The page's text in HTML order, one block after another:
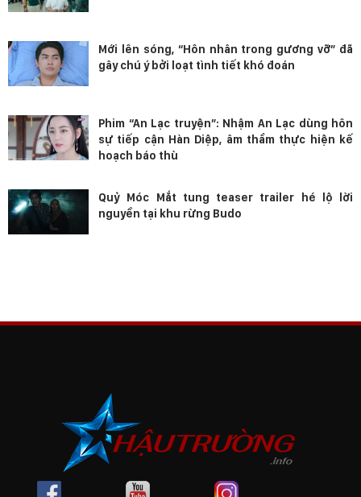
Mới lên sóng, “Hôn nhân trong gương vỡ” đã
gây chú ý bởi loạt tình tiết khó đoán
Phim “An Lạc truyện”: Nhậm An Lạc dùng hôn
sự tiếp cận Hàn Diệp, âm thầm thực hiện kế
hoạch báo thù
Quỷ Móc Mắt tung teaser trailer hé lộ lời
nguyền tại khu rừng Budo